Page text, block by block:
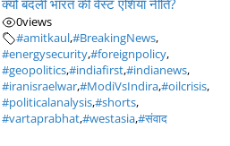
क्यों बदली भारत की वेस्ट एशिया नीति?
0views
#amitkaul,#BreakingNews,
#energysecurity,#foreignpolicy,
#geopolitics,#indiafirst,#indianews,
#iranisraelwar,#ModiVsIndira,#oilcrisis,
#politicalanalysis,#shorts,
#vartaprabhat,#westasia,#संवाद